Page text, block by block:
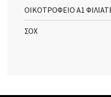
ΟΙΚΟΤΡΟΦΕΙΟ Α1
ΣΟΧ